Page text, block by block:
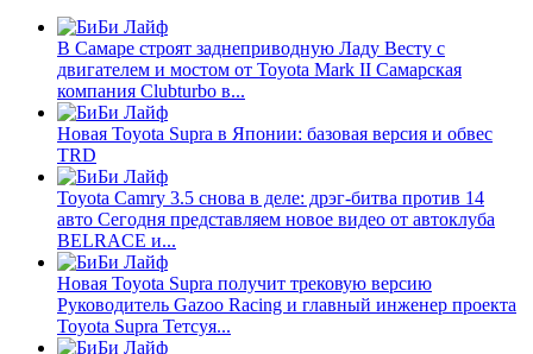
В Самаре строят заднеприводную Ладу Весту с
двигателем и мостом от Toyota Mark II Самарская
компания Clubturbo в...
Новая Toyota Supra в Японии: базовая версия и обвес
TRD
Toyota Camry 3.5 снова в деле: дрэг-битва против 14
авто Сегодня представляем новое видео от автоклуба
BELRACE и...
Новая Toyota Supra получит трековую версию
Руководитель Gazoo Racing и главный инженер проекта
Toyota Supra Тетсуя...